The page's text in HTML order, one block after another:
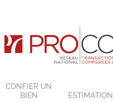
CONFIER UN
BIEN
ESTIMATION